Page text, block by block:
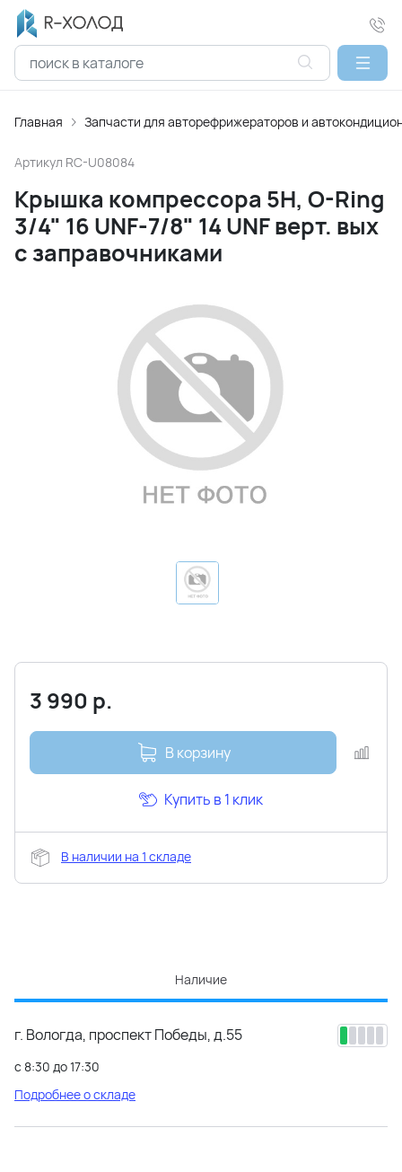
Главная Запчасти для авторефрижераторов и
Артикул RC-U08084
Крышка компрессора 5H, O-Ring
3/4" 16 UNF-7/8" 14 UNF верт. вых
с заправочниками
3 990 р.
В корзину
Купить в 1 клик
В наличии на 1 складе
Наличие
г. Вологда, проспект Победы, д.55
с 8:30 до 17:30
Подробнее о складе